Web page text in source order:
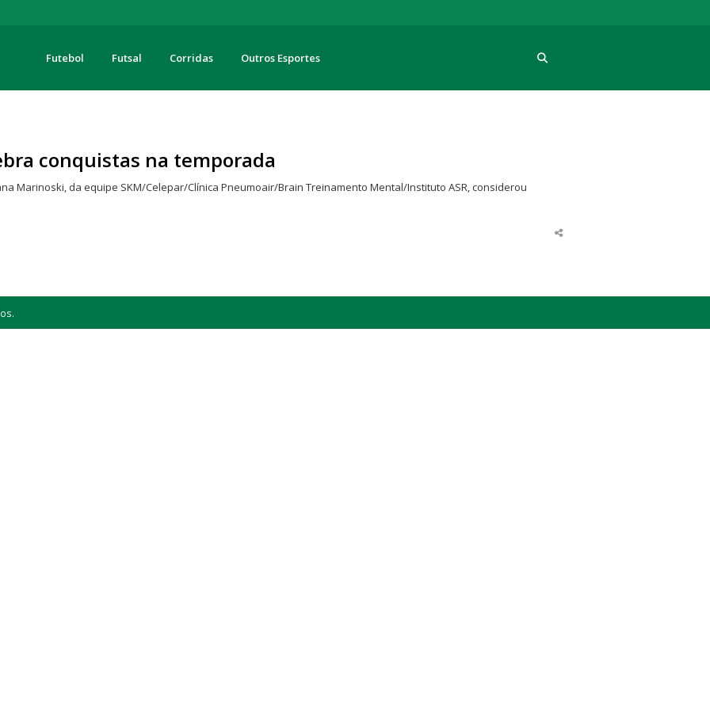
Futebol Futsal Corridas Outros Esportes
conquistas na temporada
Marinoski, da equipe SKM/Celepar/Clínica Pneumoair/Brain Treinamento Mental/Instituto ASR, considerou
Share